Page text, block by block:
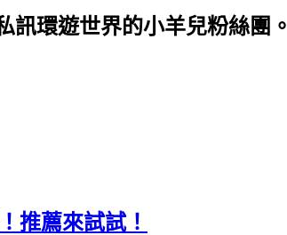
訊環遊世界的小羊兒粉絲團。
推薦來試試！